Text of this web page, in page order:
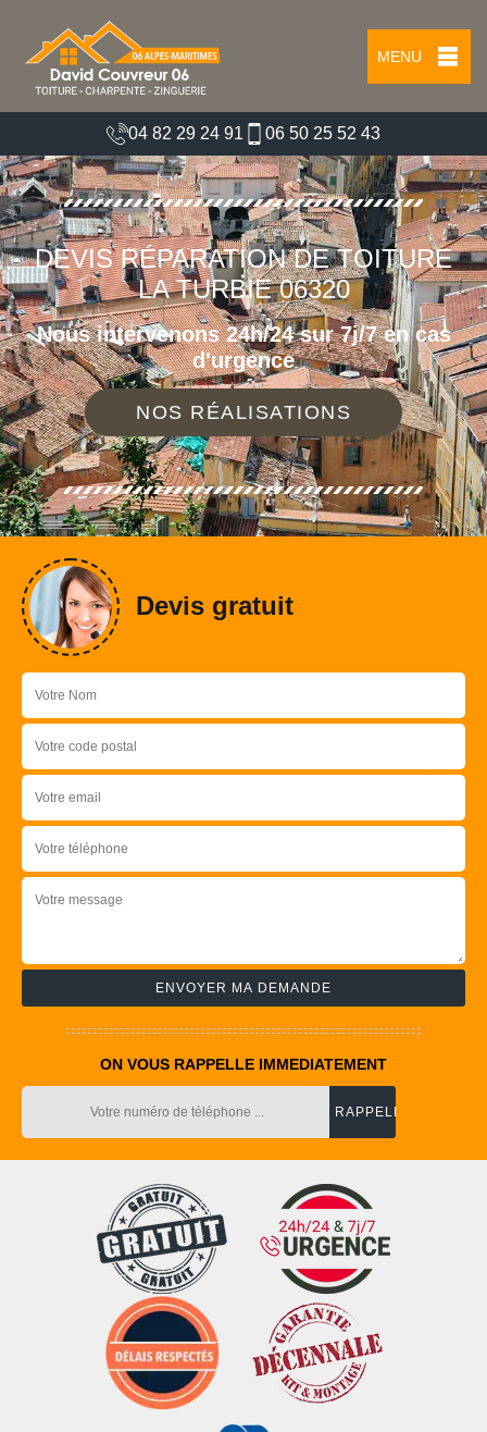
MENU
04 82 29 24 91 06 50 25 52 43
DEVIS RÉPARATION DE TOITURE
LA TURBIE 06320
Nous intervenons 24h/24 sur 7j/7 en cas
d'urgence
NOS RÉALISATIONS
Devis gratuit
ON VOUS RAPPELLE IMMEDIATEMENT